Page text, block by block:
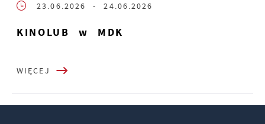
23.06.2026 - 24.06.2026
KINOLUB w MDK
WIĘCEJ